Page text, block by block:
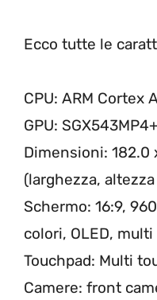
Ecco tutte le
CPU: ARM Cortex
GPU: SGX543MP4+
Dimensioni: 182.0
(larghezza,
Schermo: 16:9,
colori, OLED,
Touchpad: Multi
Camere: front